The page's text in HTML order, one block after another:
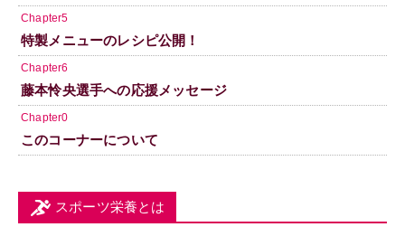
Chapter5
特製メニューのレシピ公開！
Chapter6
藤本怜央選手への応援メッセージ
Chapter0
このコーナーについて
スポーツ栄養とは